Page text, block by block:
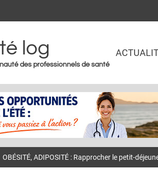
log
des professionnels de santé
OBÉSITÉ, ADIPOSITÉ : Rapprocher le petit-